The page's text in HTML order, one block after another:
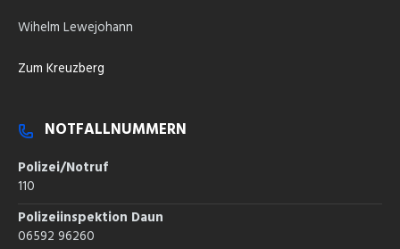
Wihelm Lewejohann
Zum Kreuzberg
NOTFALLNUMMERN
Polizei/Notruf
110
Polizeiinspektion Daun
06592 96260